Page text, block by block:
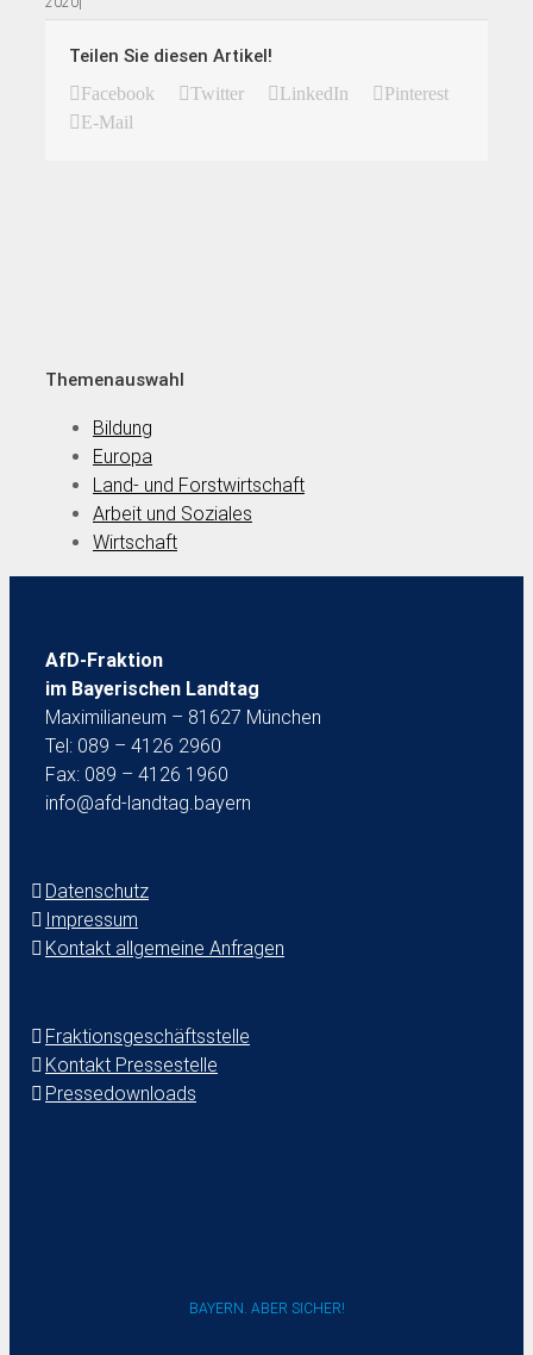
Teilen Sie diesen Artikel!
Facebook Twitter LinkedIn
Pinterest
E-Mail
Themenauswahl
Bildung
Europa
Land- und Forstwirtschaft
Arbeit und Soziales
Wirtschaft
AfD-Fraktion
im Bayerischen Landtag
Maximilianeum – 81627 München
Tel: 089 – 4126 2960
Fax: 089 – 4126 1960
info@afd-landtag.bayern
Datenschutz
Impressum
Kontakt allgemeine Anfragen
Fraktionsgeschäftsstelle
Kontakt Pressestelle
Pressedownloads
BAYERN. ABER SICHER!